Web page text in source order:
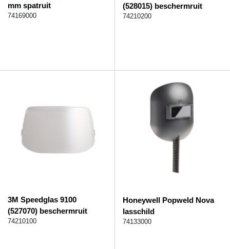
mm spatruit
74169000
(528015) beschermruit
74210200
3M Speedglas 9100
(527070) beschermruit
74210100
Honeywell Popweld Nova
lasschild
74133000